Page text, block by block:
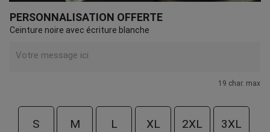
PERSONNALISATION OFFERTE
Ceinture noire avec écriture blanche
19 char. max
S M L XL 2XL 3XL